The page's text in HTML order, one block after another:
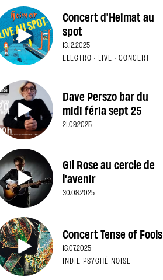
Concert d'Heimat au
spot
13.12.2025
ELECTRO · LIVE · CONCERT
Dave Perszo bar du
midi féria sept 25
21.09.2025
Gil Rose au cercle de
l'avenir
30.08.2025
Concert Tense of Fools
18.07.2025
INDIE PSYCHÉ NOISE